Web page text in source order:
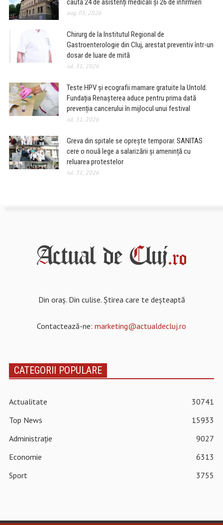
caută 24 de asistenți medicali și 26 de infirmieri
aug. 05, 2026
Chirurg de la Institutul Regional de
Gastroenterologie din Cluj, arestat preventiv într-un
dosar de luare de mită
iul. 31, 2026
Teste HPV și ecografii mamare gratuite la Untold.
Fundația Renașterea aduce pentru prima dată
prevenția cancerului în mijlocul unui festival
iul. 31, 2026
Greva din spitale se oprește temporar. SANITAS
cere o nouă lege a salarizării și amenință cu
reluarea protestelor
iul. 31, 2026
Din oraș. Din culise. Știrea care te deșteaptă
Contactează-ne: marketing@actualdecluj.ro
CATEGORII POPULARE
Actualitate
30741
Top News
15933
Administrație
9027
Economie
6313
Sport
3755